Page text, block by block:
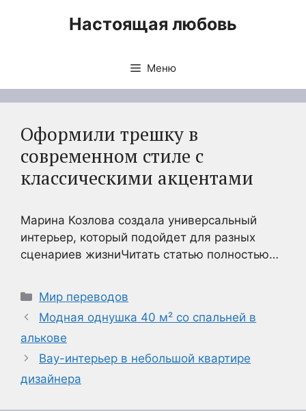
Настоящая любовь
Меню
Оформили трешку в
современном стиле с
классическими акцентами
Марина Козлова создала универсальный
интерьер, который подойдет для разных
сценариев жизниЧитать статью полностью…
Рубрики
Мир переводов
Модная однушка 40 м² со спальней в
алькове
Вау-интерьер в небольшой квартире
дизайнера